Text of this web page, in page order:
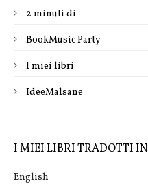
2 minuti di
BookMusic Party
I miei libri
IdeeMalsane
I MIEI LIBRI TRADOTTI IN
English